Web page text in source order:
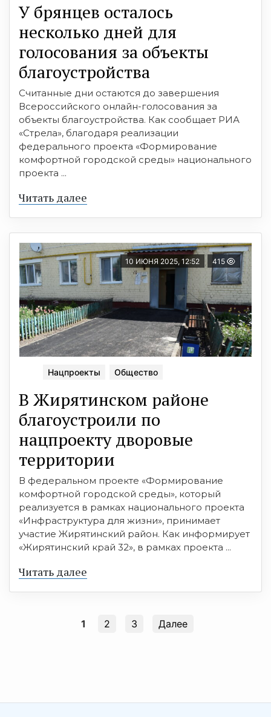
У брянцев осталось
несколько дней для
голосования за объекты
благоустройства
Считанные дни остаются до завершения
Всероссийского онлайн-голосования за
объекты благоустройства. Как сообщает РИА
«Стрела», благодаря реализации
федерального проекта «Формирование
комфортной городской среды» национального
проекта ...
Читать далее
10 ИЮНЯ 2025, 12:52 415
Нацпроекты Общество
В Жирятинском районе
благоустроили по
нацпроекту дворовые
территории
В федеральном проекте «Формирование
комфортной городской среды», который
реализуется в рамках национального проекта
«Инфраструктура для жизни», принимает
участие Жирятинский район. Как информирует
«Жирятинский край 32», в рамках проекта ...
Читать далее
1 2 3 Далее